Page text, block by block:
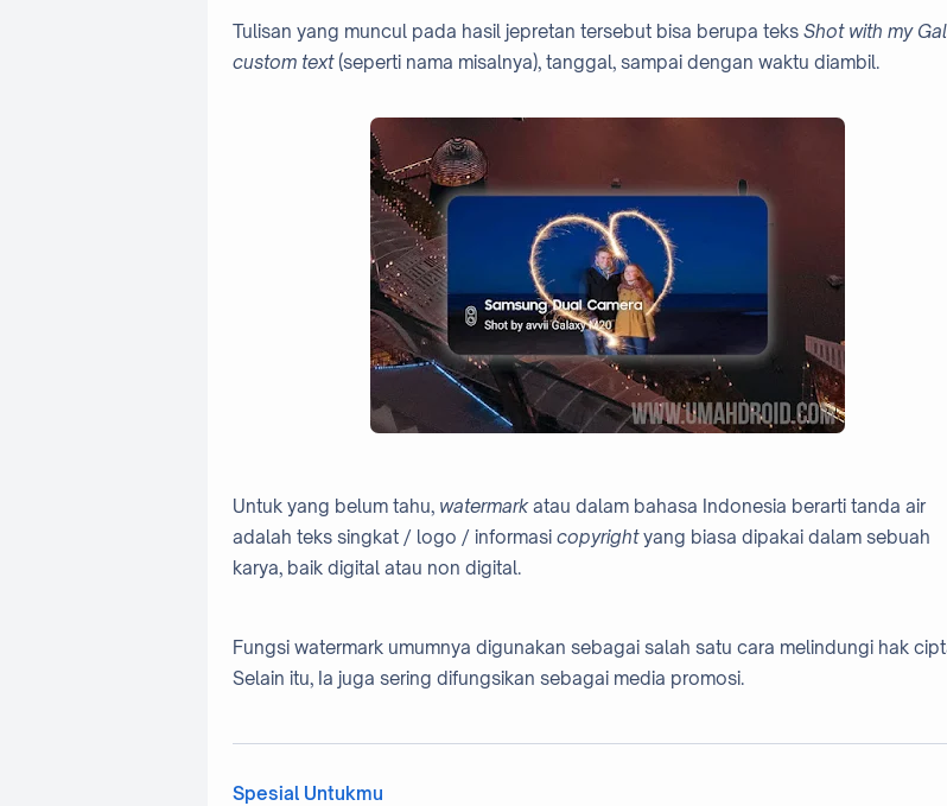
Tulisan yang muncul pada hasil jepretan tersebut bisa berupa teks Shot with my
custom text(seperti nama misalnya), tanggal, sampai dengan waktu diambil.
Untuk yang belum tahu, watermarkatau dalam bahasa Indonesia berarti tanda air
adalah teks singkat / logo / informasi copyrightyang biasa dipakai dalam sebuah
karya, baik digital atau non digital.
Fungsi watermark umumnya digunakan sebagai salah satu cara melindungi hak
Selain itu, Ia juga sering difungsikan sebagai media promosi.
Spesial Untukmu